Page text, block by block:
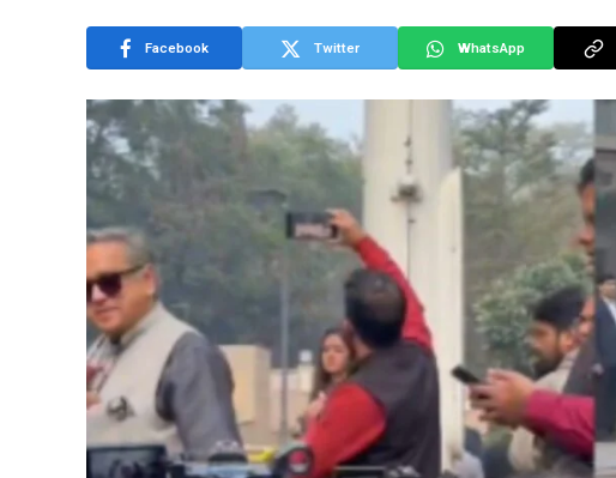
Facebook Twitter WhatsApp